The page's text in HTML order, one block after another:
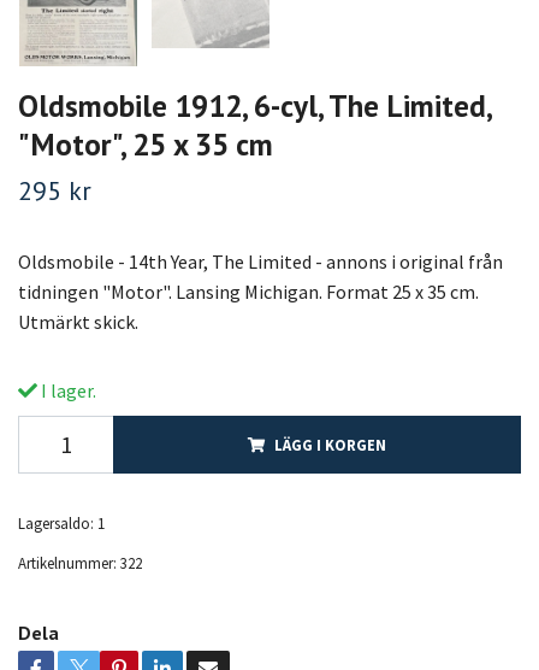
Oldsmobile 1912, 6-cyl, The Limited,
"Motor", 25 x 35 cm
295 kr
Oldsmobile - 14th Year, The Limited - annons i original från
tidningen "Motor". Lansing Michigan. Format 25 x 35 cm.
Utmärkt skick.
I lager.
LÄGG I KORGEN
Lagersaldo: 1
Artikelnummer: 322
Dela